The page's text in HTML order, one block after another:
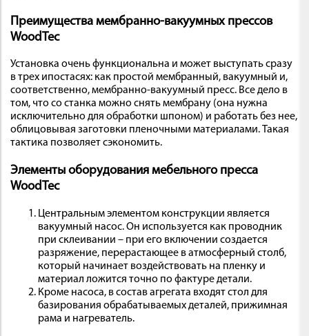
Преимущества мембранно-вакуумных прессов
WoodTec
Установка очень функциональна и может выступать сразу
в трех ипостасях: как простой мембранный, вакуумный и,
соответственно, мембранно-вакуумный пресс. Все дело в
том, что со станка можно снять мембрану (она нужна
исключительно для обработки шпоном) и работать без нее,
облицовывая заготовки пленочными материалами. Такая
тактика позволяет сэкономить.
Элементы оборудования мебельного пресса
WoodTec
Центральным элементом конструкции является
вакуумный насос. Он используется как проводник
при склеивании – при его включении создается
разряжение, перерастающее в атмосферный столб,
который начинает воздействовать на пленку и
материал ложится точно по фактуре детали.
Кроме насоса, в состав агрегата входят стол для
базирования обрабатываемых деталей, прижимная
рама и нагреватель.